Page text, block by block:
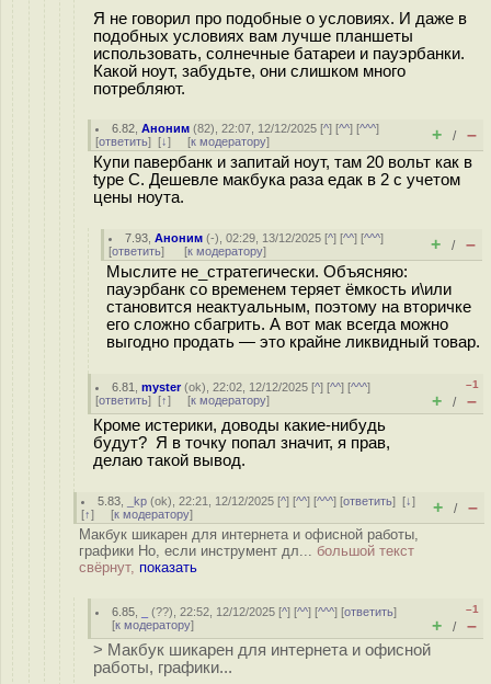
Я не говорил про подобные о условиях. И даже в
подобных условиях вам лучше планшеты
использовать, солнечные батареи и пауэрбанки.
Какой ноут, забудьте, они слишком много
потребляют.
6.82 ,Аноним (82), 22:07, 12/12/2025 [^] [^^] [^^^]
[ответить] [↓] [к модератору] + / –
Купи павербанк и запитай ноут, там 20 вольт как в
type C. Дешевле макбука раза едак в 2 с учетом
цены ноута.
7.93 ,Аноним (-), 02:29, 13/12/2025 [^] [^^] [^^^]
[ответить] [к модератору] + / –
Мыслите не_стратегически. Объясняю:
пауэрбанк со временем теряет ёмкость и\или
становится неактуальным, поэтому на вторичке
его сложно сбагрить. А вот мак всегда можно
выгодно продать — это крайне ликвидный товар.
6.81 ,myster(ok), 22:02, 12/12/2025 [^] [^^] [^^^]
[ответить] [↑] [к модератору]
–1
+ / –
Кроме истерики, доводы какие-нибудь
будут? Я в точку попал значит, я прав,
делаю такой вывод.
5.83 _kp (ok), 22:21, 12/12/2025 [^] [^^] [^^^] [ответить][↓]
[↑] [к модератору] + / –
Макбук шикарен для интернета и офисной работы,
графики Но, если инструмент дл... большой текст
свёрнут, показать
6.85 (??), 22:52, 12/12/2025 [^] [^^] [^^^] [ответить]
[к модератору]
–1
+ / –
> Макбук шикарен для интернета и офисной
работы, графики...